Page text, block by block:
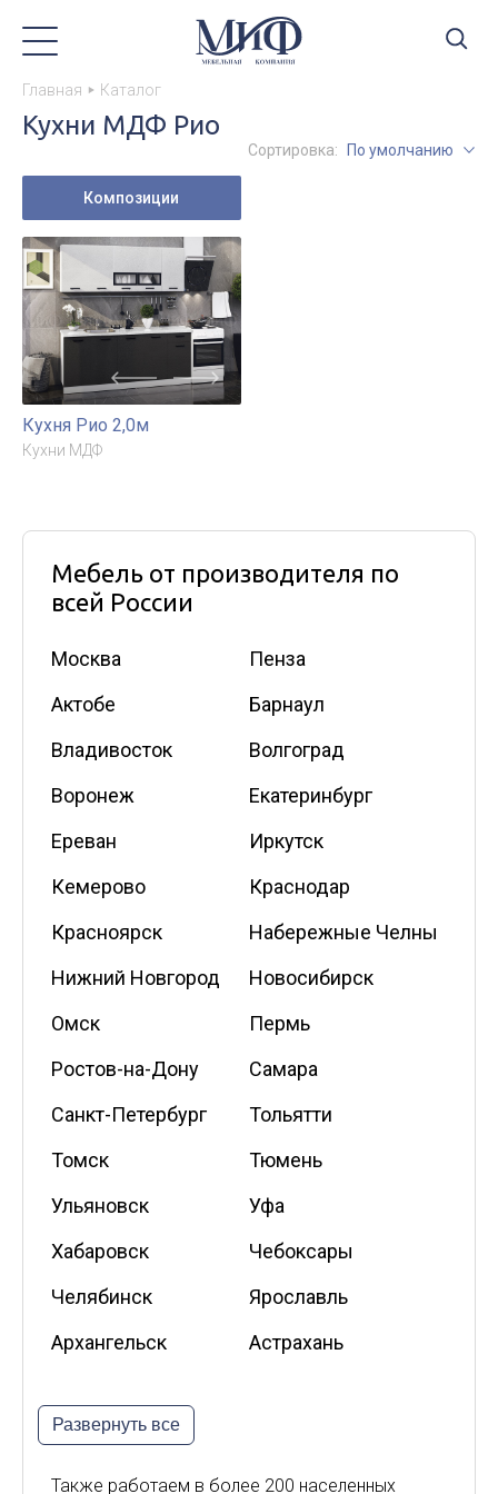
Главная Каталог
Кухни МДФ Рио
Сортировка: По умолчанию
Композиции
Кухня Рио 2,0м
Кухни МДФ
Мебель от производителя по
всей России
Москва
Пенза
Актобе
Барнаул
Владивосток
Волгоград
Воронеж
Екатеринбург
Ереван
Иркутск
Кемерово
Краснодар
Красноярск
Набережные Челны
Нижний Новгород
Новосибирск
Омск
Пермь
Ростов-на-Дону
Самара
Санкт-Петербург
Тольятти
Томск
Тюмень
Ульяновск
Уфа
Хабаровск
Чебоксары
Челябинск
Ярославль
Архангельск
Астрахань
Калининград
Киров
Курск
Развернуть все
Также работаем в более 200 населенных